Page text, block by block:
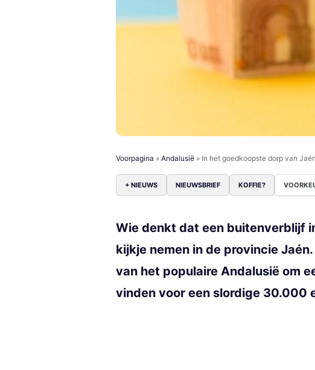
Voorpagina » Andalusië » In het goedkoopste dorp van
+ NIEUWS NIEUWSBRIEF KOFFIE?
Wie denkt dat een buitenverblijf
kijkje nemen in de provincie
van het populaire Andalusië om
vinden voor een slordige 30.000